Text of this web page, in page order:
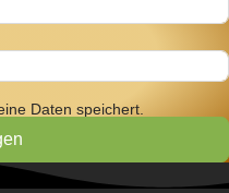
Daten speichert.